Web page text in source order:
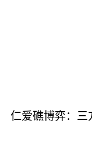
仁爱礁博弈：三